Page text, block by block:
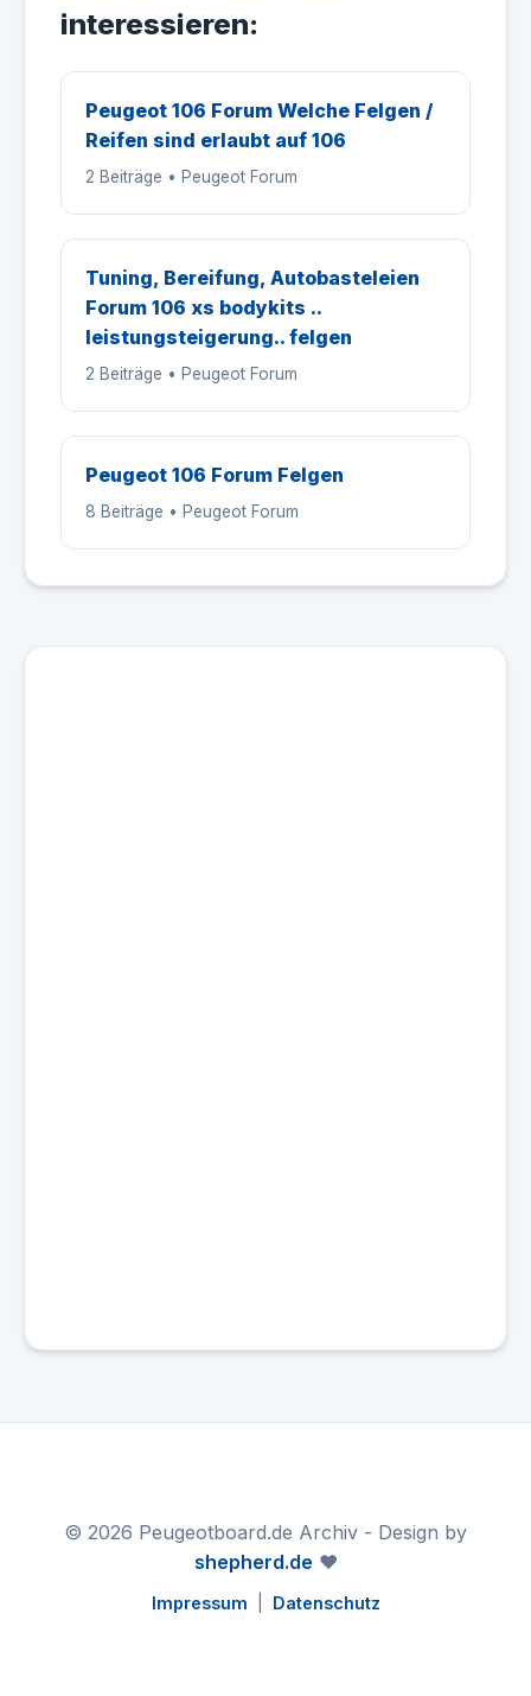
interessieren:
Peugeot 106 Forum Welche Felgen /
Reifen sind erlaubt auf 106
2 Beiträge • Peugeot Forum
Tuning, Bereifung, Autobasteleien
Forum 106 xs bodykits ..
leistungsteigerung.. felgen
2 Beiträge • Peugeot Forum
Peugeot 106 Forum Felgen
8 Beiträge • Peugeot Forum
© 2026 Peugeotboard.de Archiv - Design by
shepherd.de ❤️
Impressum Datenschutz